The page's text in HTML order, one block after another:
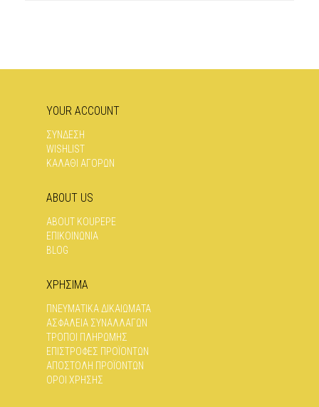
YOUR ACCOUNT
ΣΥΝΔΕΣΗ
WISHLIST
ΚΑΛΑΘΙ ΑΓΟΡΩΝ
ABOUT US
ABOUT KOUPEPE
ΕΠΙΚΟΙΝΩΝΊΑ
BLOG
ΧΡΗΣΙΜΑ
ΠΝΕΥΜΑΤΙΚΆ ΔΙΚΑΙΏΜΑΤΑ
ΑΣΦΆΛΕΙΑ ΣΥΝΑΛΛΑΓΏΝ
ΤΡΌΠΟΙ ΠΛΗΡΩΜΉΣ
ΕΠΙΣΤΡΟΦΈΣ ΠΡΟΪΌΝΤΩΝ
ΑΠΟΣΤΟΛΉ ΠΡΟΪΌΝΤΩΝ
ΌΡΟΙ ΧΡΉΣΗΣ